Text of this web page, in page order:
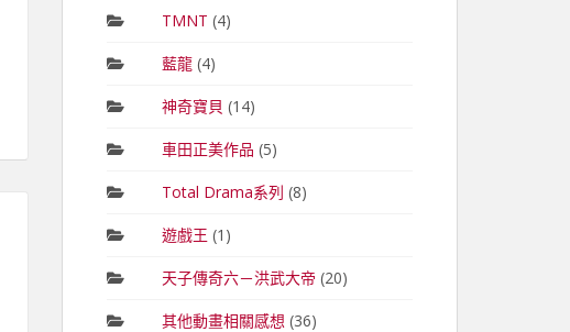
TMNT (4)
藍龍(4)
神奇寶貝 (14)
車田正美作品 (5)
Total Drama系列 (8)
遊戲王 (1)
天子傳奇六－洪武大帝 (20)
其他動畫相關感想 (36)